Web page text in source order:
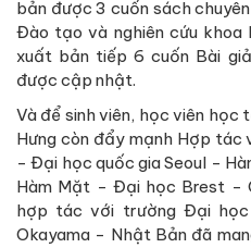
bản được 3 cuốn sách
Đào tạo và nghiên cứu khoa
xuất bản tiếp 6 cuốn Bài
được cập nhật.
Và để sinh viên, học viên học
Hưng còn đẩy mạnh Hợp tác
- Đại học quốc gia Seoul -
Hàm Mặt - Đại học Brest -
hợp tác với trường Đại
Okayama - Nhật Bản đã